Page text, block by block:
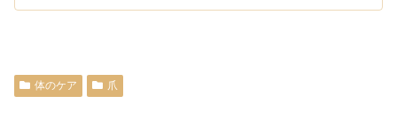
体のケア 爪